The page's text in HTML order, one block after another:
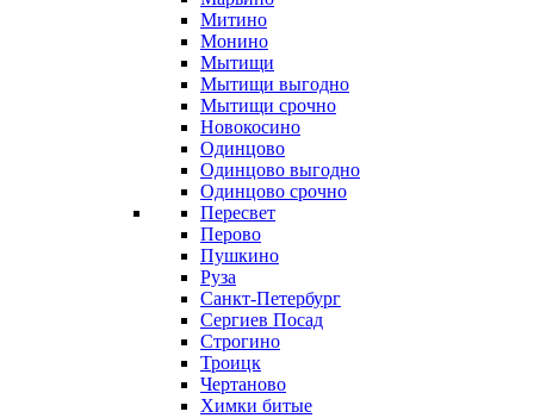
Митино
Монино
Мытищи
Мытищи выгодно
Мытищи срочно
Новокосино
Одинцово
Одинцово выгодно
Одинцово срочно
Пересвет
Перово
Пушкино
Руза
Санкт-Петербург
Сергиев Посад
Строгино
Троицк
Чертаново
Химки битые